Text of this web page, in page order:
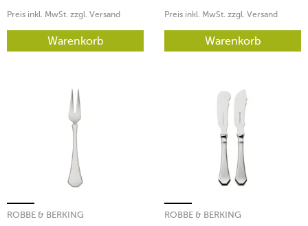
Preis inkl. MwSt. zzgl. Versand
Warenkorb
Preis inkl. MwSt. zzgl. Versand
Warenkorb
ROBBE & BERKING ROBBE & BERKING